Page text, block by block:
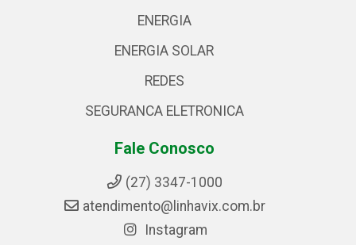
ENERGIA
ENERGIA SOLAR
REDES
SEGURANCA ELETRONICA
Fale Conosco
(27) 3347-1000
atendimento@linhavix.com.br
Instagram